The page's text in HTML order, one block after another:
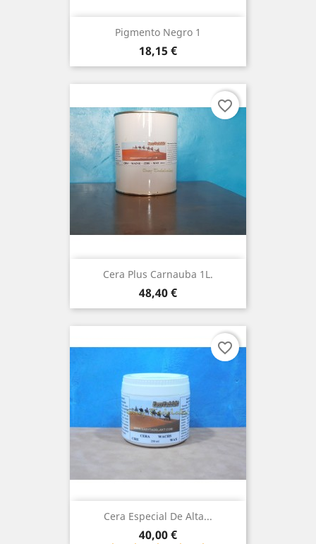
Pigmento Negro 1
Preço
18,15 €
Cera Plus Carnauba 1L.
Preço
48,40 €
favorite_border
Cera Especial De Alta...
Preço
40,00 €
favorite_border